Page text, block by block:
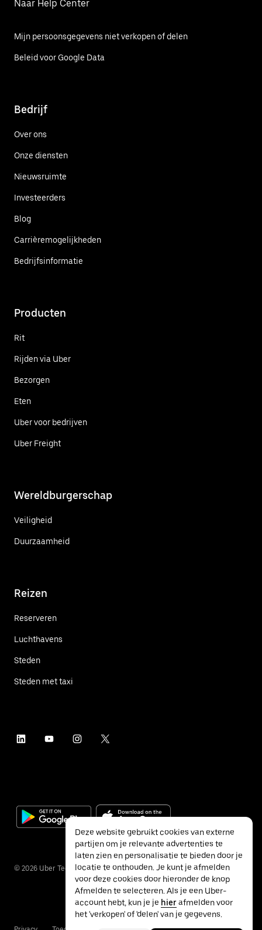
Naar Help Center
Mijn persoonsgegevens niet verkopen of delen
Beleid voor Google Data
Bedrijf
Over ons
Onze diensten
Nieuwsruimte
Investeerders
Blog
Carrièremogelijkheden
Bedrijfsinformatie
Producten
Rit
Rijden via Uber
Bezorgen
Eten
Uber voor bedrijven
Uber Freight
Wereldburgerschap
Veiligheid
Duurzaamheid
Reizen
Reserveren
Luchthavens
Steden
Steden met taxi
© 2026 Uber Technologies Inc.
Deze website gebruikt cookies van externe
partijen om je relevante advertenties te
laten zien en personalisatie te bieden door je
locatie te onthouden. Je kunt je afmelden
voor deze cookies door hieronder de knop
Afmelden te selecteren. Als je een Uber-
account hebt, kun je je hierafmelden voor
het 'verkopen' of 'delen' van je gegevens.